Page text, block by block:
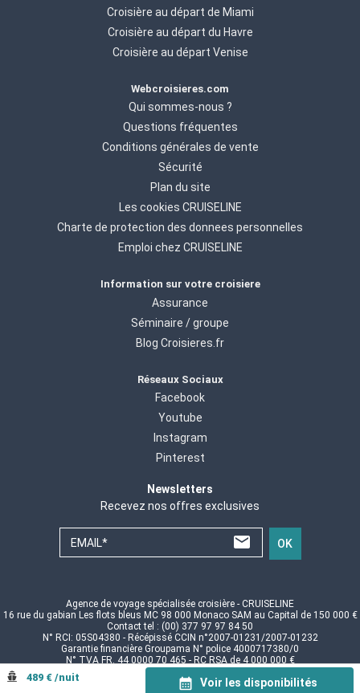
489 € /nuit Voir les disponibilités
Croisière au départ de Miami
Croisière au départ du Havre
Croisière au départ Venise
Webcroisieres.com
Qui sommes-nous ?
Questions fréquentes
Conditions générales de vente
Sécurité
Plan du site
Les cookies CRUISELINE
Charte de protection des donnees personnelles
Emploi chez CRUISELINE
Information sur votre croisiere
Assurance
Séminaire / groupe
Blog Croisieres.fr
Réseaux Sociaux
Facebook
Youtube
Instagram
Pinterest
Newsletters
Recevez nos offres exclusives
EMAIL* OK
Agence de voyage spécialisée croisière - CRUISELINE
16 rue du gabian Les flots bleus MC 98 000 Monaco SAM au Capital de 150 000 €
Contact tel : (00) 377 97 97 84 50
N° RCI: 05S04380 - Récépissé CCIN n°2007-01231/2007-01232
Garantie financière Groupama N° police 4000717380/0
N° TVA FR. 44 0000 70 465 - RC RSA de 4 000 000 €
© CRUISELINE 2026 - all rights reserved